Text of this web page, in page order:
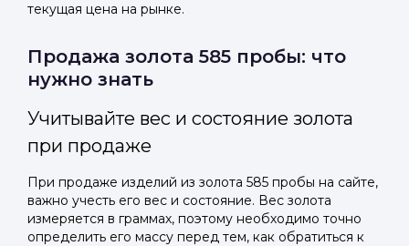
текущая цена на рынке.
Продажа золота 585 пробы: что
нужно знать
Учитывайте вес и состояние золота
при продаже
При продаже изделий из золота 585 пробы на сайте,
важно учесть его вес и состояние. Вес золота
измеряется в граммах, поэтому необходимо точно
определить его массу перед тем, как обратиться к